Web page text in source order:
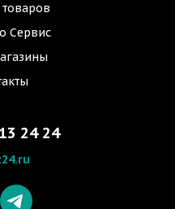
товаров
Сервис
24 24